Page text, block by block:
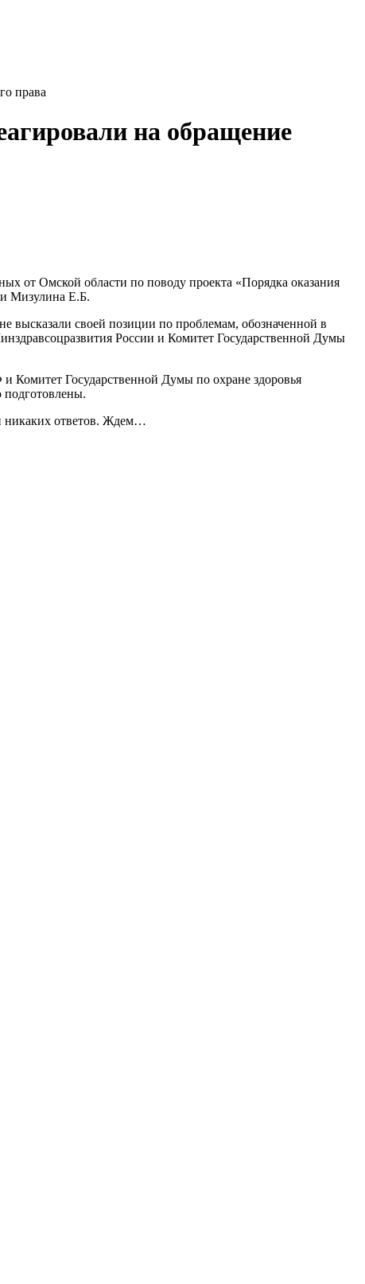
права
на обращение
от Омской области по поводу проекта «Порядка оказания
Мизулина Е.Б.
высказали своей позиции по проблемам, обозначенной в
России и Комитет Государственной Думы
Комитет Государственной Думы по охране здоровья
подготовлены.
никаких ответов. Ждем…